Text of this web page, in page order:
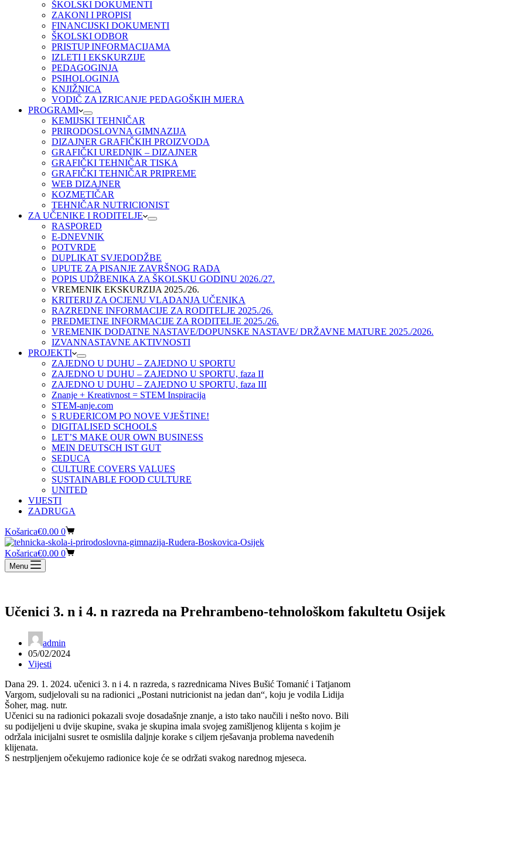
ŠKOLSKI DOKUMENTI
ZAKONI I PROPISI
FINANCIJSKI DOKUMENTI
ŠKOLSKI ODBOR
PRISTUP INFORMACIJAMA
IZLETI I EKSKURZIJE
PEDAGOGINJA
PSIHOLOGINJA
KNJIŽNICA
VODIČ ZA IZRICANJE PEDAGOŠKIH MJERA
PROGRAMI
KEMIJSKI TEHNIČAR
PRIRODOSLOVNA GIMNAZIJA
DIZAJNER GRAFIČKIH PROIZVODA
GRAFIČKI UREDNIK – DIZAJNER
GRAFIČKI TEHNIČAR TISKA
GRAFIČKI TEHNIČAR PRIPREME
WEB DIZAJNER
KOZMETIČAR
TEHNIČAR NUTRICIONIST
ZA UČENIKE I RODITELJE
RASPORED
E-DNEVNIK
POTVRDE
DUPLIKAT SVJEDODŽBE
UPUTE ZA PISANJE ZAVRŠNOG RADA
POPIS UDŽBENIKA ZA ŠKOLSKU GODINU 2026./27.
VREMENIK EKSKURZIJA 2025./26.
KRITERIJ ZA OCJENU VLADANJA UČENIKA
RAZREDNE INFORMACIJE ZA RODITELJE 2025./26.
PREDMETNE INFORMACIJE ZA RODITELJE 2025./26.
VREMENIK DODATNE NASTAVE/DOPUNSKE NASTAVE/ DRŽAVNE MATURE 2025./2026.
IZVANNASTAVNE AKTIVNOSTI
PROJEKTI
ZAJEDNO U DUHU – ZAJEDNO U SPORTU
ZAJEDNO U DUHU – ZAJEDNO U SPORTU, faza II
ZAJEDNO U DUHU – ZAJEDNO U SPORTU, faza III
Znanje + Kreativnost = STEM Inspiracija
STEM-anje.com
S RUĐERICOM PO NOVE VJEŠTINE!
DIGITALISED SCHOOLS
LET’S MAKE OUR OWN BUSINESS
MEIN DEUTSCH IST GUT
SEDUCA
CULTURE COVERS VALUES
SUSTAINABLE FOOD CULTURE
UNITED
VIJESTI
ZADRUGA
Košarica€0.00 0
Košarica€0.00 0
Menu
Učenici 3. n i 4. n razreda na Prehrambeno-tehnološkom fakultetu Osijek
admin
05/02/2024
Vijesti
Dana 29. 1. 2024. učenici 3. n i 4. n razreda, s razrednicama Nives Bušić Tomanić i Tatjanom
Vargom, sudjelovali su na radionici „Postani nutricionist na jedan dan“, koju je vodila Lidija
Šoher, mag. nutr.
Učenici su na radionici pokazali svoje dosadašnje znanje, a isto tako naučili i nešto novo. Bili
su podijeljeni u dvije skupine, svaka je skupina imala svojeg zamišljenog klijenta s kojim je
održala inicijalni susret te osmislila daljnje korake s ciljem rješavanja problema navedenih
klijenata.
S nestrpljenjem očekujemo radionice koje će se održati svakog narednog mjeseca.